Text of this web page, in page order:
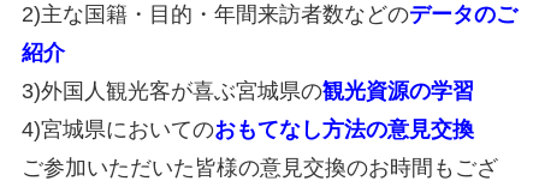
2)主な国籍・目的・年間来訪者数などのデータのご
紹介
3)外国人観光客が喜ぶ宮城県の観光資源の学習
4)宮城県においてのおもてなし方法の意見交換
ご参加いただいた皆様の意見交換のお時間もござ